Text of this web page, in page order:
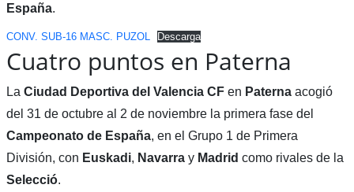
España.
CONV. SUB-16 MASC. PUZOL Descarga
Cuatro puntos en Paterna
La Ciudad Deportiva del Valencia CFen Paternaacogió
del 31 de octubre al 2 de noviembre la primera fase del
Campeonato de España, en el Grupo 1 de Primera
División, con Euskadi, Navarray Madrid como rivales de la
Selecció.